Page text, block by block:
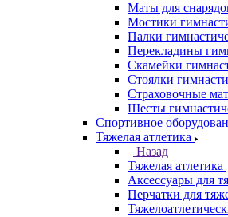
Маты для
Мостики
Палки
Перекладины
Скамейки
Стоялки
Страховочные
Шесты
Спортивное
Тяжелая атлетика
Назад
Тяжелая атлетика
Аксессуары для
Перчатки для